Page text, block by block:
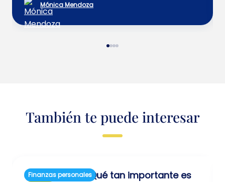
Mónica Mendoza
También te puede interesar
Finanzas personales¿Qué tan importante es